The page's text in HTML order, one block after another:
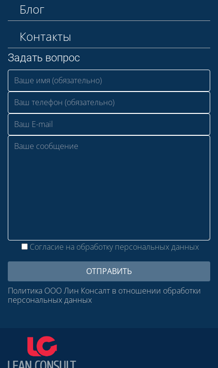
Блог
Контакты
Задать вопрос
Согласие на обработку персональных данных
Политика ООО Лин Консалт в отношении обработки
персональных данных